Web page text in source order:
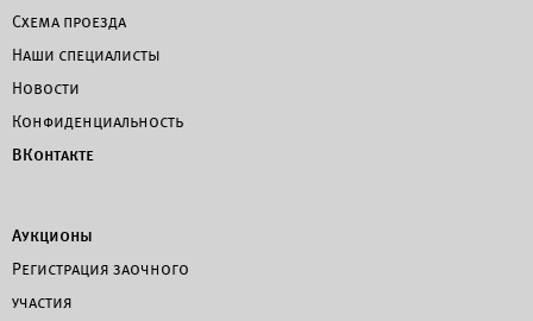
Схема проезда
Наши специалисты
Новости
Конфиденциальность
ВКонтакте
Аукционы
Регистрация заочного
участия